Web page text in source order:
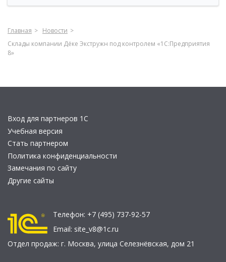
Главная
Новости
Склады компании Дёке Экстружн под контролем «1С:Предприятия
8»
Вход для партнеров 1С
Учебная версия
Стать партнером
Политика конфиденциальности
Замечания по сайту
Другие сайты
Телефон: +7 (495) 737-92-57
Email: site_v8@1c.ru
Отдел продаж: г. Москва, улица Селезнёвская, дом 21